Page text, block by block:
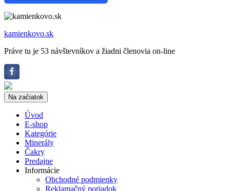
kamienkovo.sk
Práve tu je 53 návštevníkov a žiadni členovia on-line
Na začiatok
Úvod
E-shop
Kategórie
Minerály
Čakry
Predajne
Informácie
Obchodné podmienky
Reklamačný poriadok